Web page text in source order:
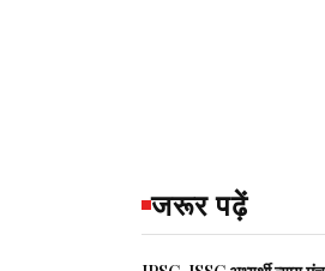
जरूर पढ़ें